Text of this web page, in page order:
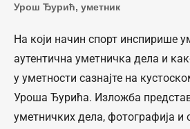
Урош Ђурић, уметник
На који начин спорт инспирише
аутентична уметничка дела и
у уметности сазнајте на
Уроша Ђурића. Изложба
уметничких дела, фотографија и